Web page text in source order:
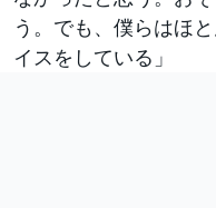
う。でも、僕らはほ
イスをしている」